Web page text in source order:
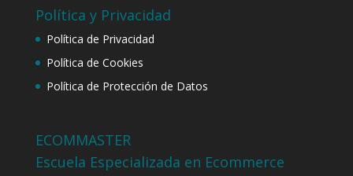
Política y Privacidad
Política de Privacidad
Política de Cookies
Política de Protección de Datos
ECOMMASTER
Escuela Especializada en Ecommerce